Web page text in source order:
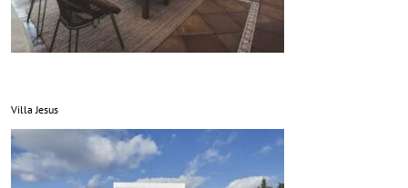
Villa Jesus